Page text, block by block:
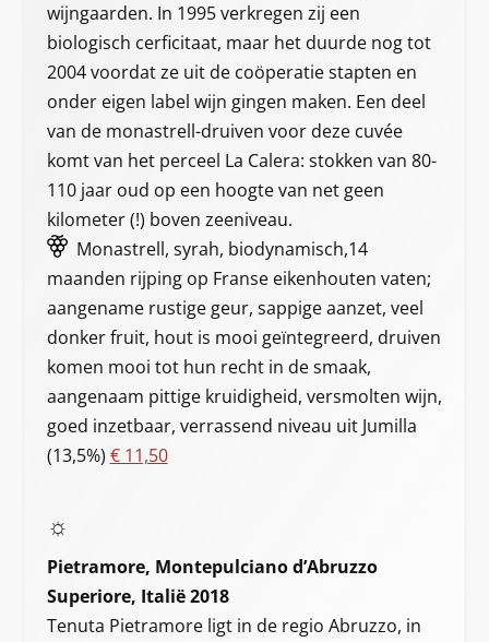
wijngaarden. In 1995 verkregen zij een
biologisch cerficitaat, maar het duurde nog tot
2004 voordat ze uit de coöperatie stapten en
onder eigen label wijn gingen maken. Een deel
van de monastrell-druiven voor deze cuvée
komt van het perceel La Calera: stokken van 80-
110 jaar oud op een hoogte van net geen
kilometer (!) boven zeeniveau.
Monastrell, syrah, biodynamisch,14
maanden rijping op Franse eikenhouten vaten;
aangename rustige geur, sappige aanzet, veel
donker fruit, hout is mooi geïntegreerd, druiven
komen mooi tot hun recht in de smaak,
aangenaam pittige kruidigheid, versmolten wijn,
goed inzetbaar, verrassend niveau uit Jumilla
(13,5%) € 11,50
☼
Pietramore, Montepulciano d’Abruzzo
Superiore, Italië 2018
Tenuta Pietramore ligt in de regio Abruzzo, in